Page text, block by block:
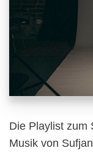
Die Playlist zum
Musik von